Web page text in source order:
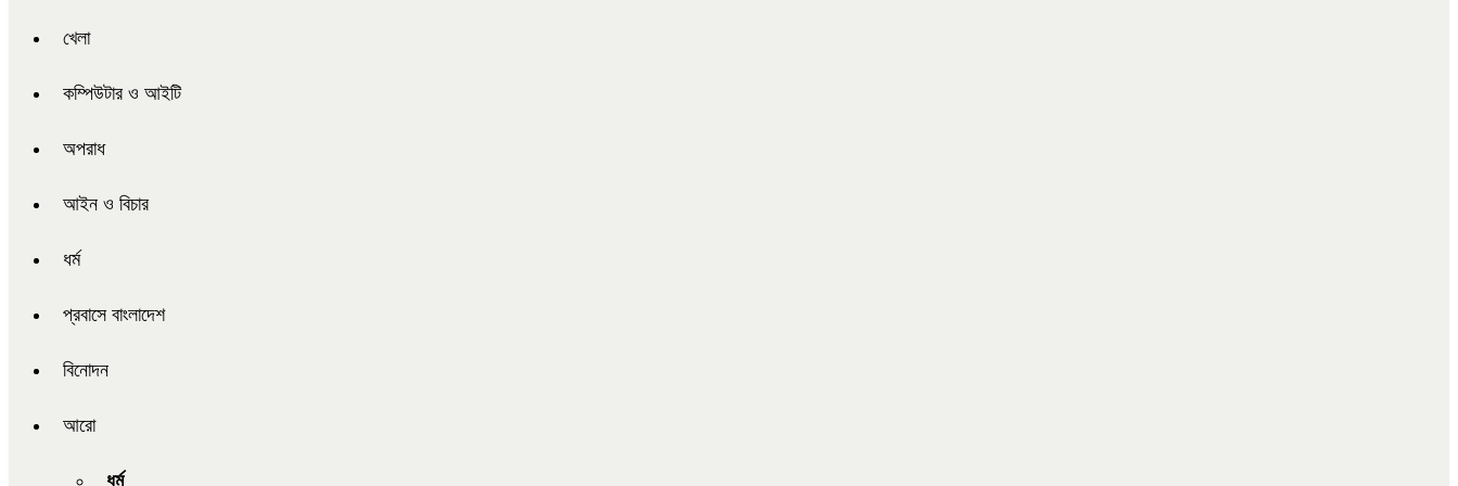
খেলা
কম্পিউটার ও আইটি
অপরাধ
আইন ও বিচার
ধর্ম
প্রবাসে বাংলাদেশ
বিনোদন
আরো
ধর্ম